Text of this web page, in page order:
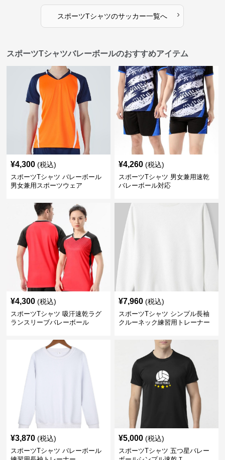
スポーツTシャツのサッカー一覧へ ›
スポーツTシャツバレーボールのおすすめアイテム
¥4,300 (税込)
スポーツTシャツ バレーボール
男女兼用スポーツウェア
¥4,260 (税込)
スポーツTシャツ 男女兼用速乾
バレーボール対応
¥4,300 (税込)
スポーツTシャツ 吸汗速乾ラグ
ランスリーブバレーボール
¥7,960 (税込)
スポーツTシャツ シンプル長袖
クルーネック練習用トレーナー
¥3,870 (税込)
スポーツTシャツ バレーボール
¥5,000 (税込)
スポーツTシャツ 五つ星バレー